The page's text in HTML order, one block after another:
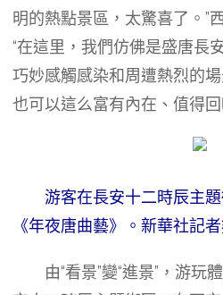
明的熱點景區，太驚喜了。”
“在這里，我們仿佛是盛唐長
巧妙感觸感染和周遭熱烈的
也可以這么富有內在、值得回
游客在長安十二時辰主
《年夜唐曲藝》。新華社記
由“看景”變“進景”，游玩